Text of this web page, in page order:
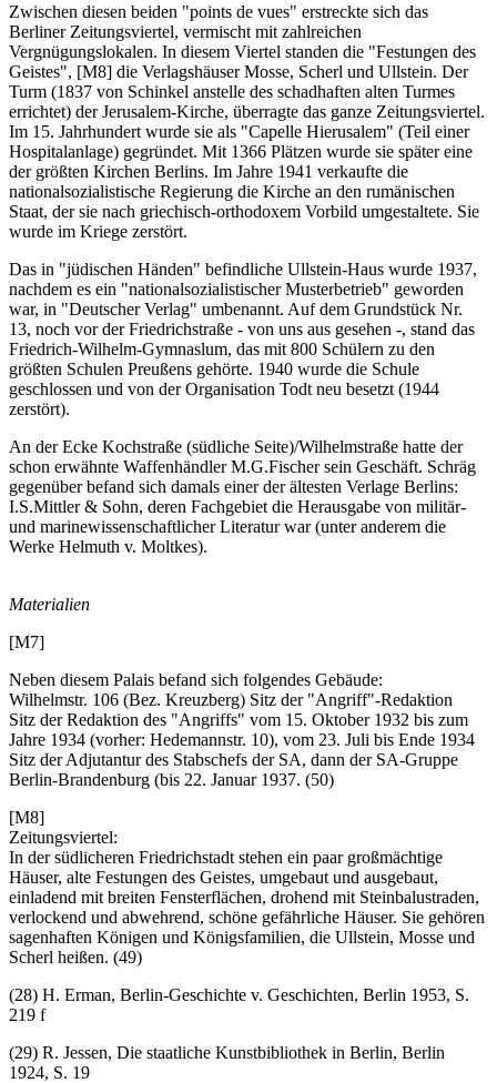
Zwischen diesen beiden "points de vues" erstreckte sich das
Berliner Zeitungsviertel, vermischt mit zahlreichen
Vergnügungslokalen. In diesem Viertel standen die "Festungen des
Geistes", [M8] die Verlagshäuser Mosse, Scherl und Ullstein. Der
Turm (1837 von Schinkel anstelle des schadhaften alten Turmes
errichtet) der Jerusalem-Kirche, überragte das ganze Zeitungsviertel.
Im 15. Jahrhundert wurde sie als "Capelle Hierusalem" (Teil einer
Hospitalanlage) gegründet. Mit 1366 Plätzen wurde sie später eine
der größten Kirchen Berlins. Im Jahre 1941 verkaufte die
nationalsozialistische Regierung die Kirche an den rumänischen
Staat, der sie nach griechisch-orthodoxem Vorbild umgestaltete. Sie
wurde im Kriege zerstört.
Das in "jüdischen Händen" befindliche Ullstein-Haus wurde 1937,
nachdem es ein "nationalsozialistischer Musterbetrieb" geworden
war, in "Deutscher Verlag" umbenannt. Auf dem Grundstück Nr.
13, noch vor der Friedrichstraße - von uns aus gesehen -, stand das
Friedrich-Wilhelm-Gymnaslum, das mit 800 Schülern zu den
größten Schulen Preußens gehörte. 1940 wurde die Schule
geschlossen und von der Organisation Todt neu besetzt (1944
zerstört).
An der Ecke Kochstraße (südliche Seite)/Wilhelmstraße hatte der
schon erwähnte Waffenhändler M.G.Fischer sein Geschäft. Schräg
gegenüber befand sich damals einer der ältesten Verlage Berlins:
I.S.Mittler & Sohn, deren Fachgebiet die Herausgabe von militär-
und marinewissenschaftlicher Literatur war (unter anderem die
Werke Helmuth v. Moltkes).
Materialien
[M7]
Neben diesem Palais befand sich folgendes Gebäude:
Wilhelmstr. 106 (Bez. Kreuzberg) Sitz der "Angriff"-Redaktion
Sitz der Redaktion des "Angriffs" vom 15. Oktober 1932 bis zum
Jahre 1934 (vorher: Hedemannstr. 10), vom 23. Juli bis Ende 1934
Sitz der Adjutantur des Stabschefs der SA, dann der SA-Gruppe
Berlin-Brandenburg (bis 22. Januar 1937. (50)
[M8]
Zeitungsviertel:
In der südlicheren Friedrichstadt stehen ein paar großmächtige
Häuser, alte Festungen des Geistes, umgebaut und ausgebaut,
einladend mit breiten Fensterflächen, drohend mit Steinbalustraden,
verlockend und abwehrend, schöne gefährliche Häuser. Sie gehören
sagenhaften Königen und Königsfamilien, die Ullstein, Mosse und
Scherl heißen. (49)
(28) H. Erman, Berlin-Geschichte v. Geschichten, Berlin 1953, S.
219 f
(29) R. Jessen, Die staatliche Kunstbibliothek in Berlin, Berlin
1924, S. 19